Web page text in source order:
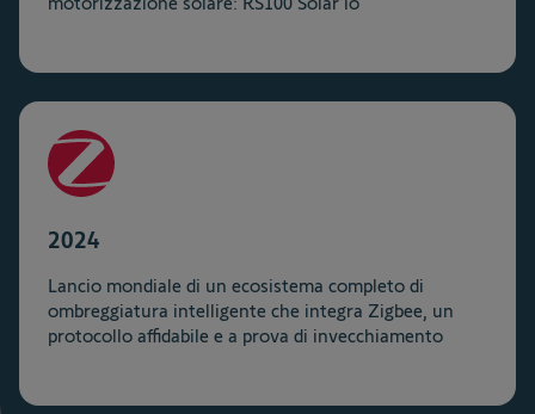
2024
Lancio mondiale di un ecosistema completo di
ombreggiatura intelligente che integra Zigbee, un
protocollo affidabile e a prova di invecchiamento